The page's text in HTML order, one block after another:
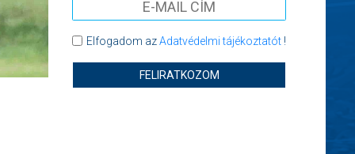
Elfogadom azAdatvédelmi tájékoztatót!
FELIRATKOZOM